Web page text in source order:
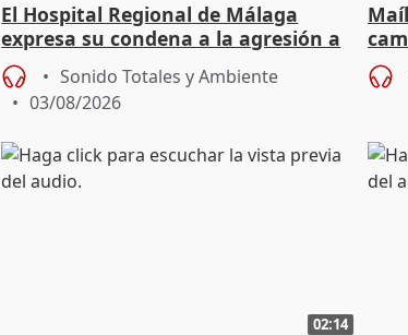
El Hospital Regional de Málaga
expresa su condena a la agresión a
dos enfermeras de Urgencias
Sonido Totales y Ambiente
03/08/2026
02:14